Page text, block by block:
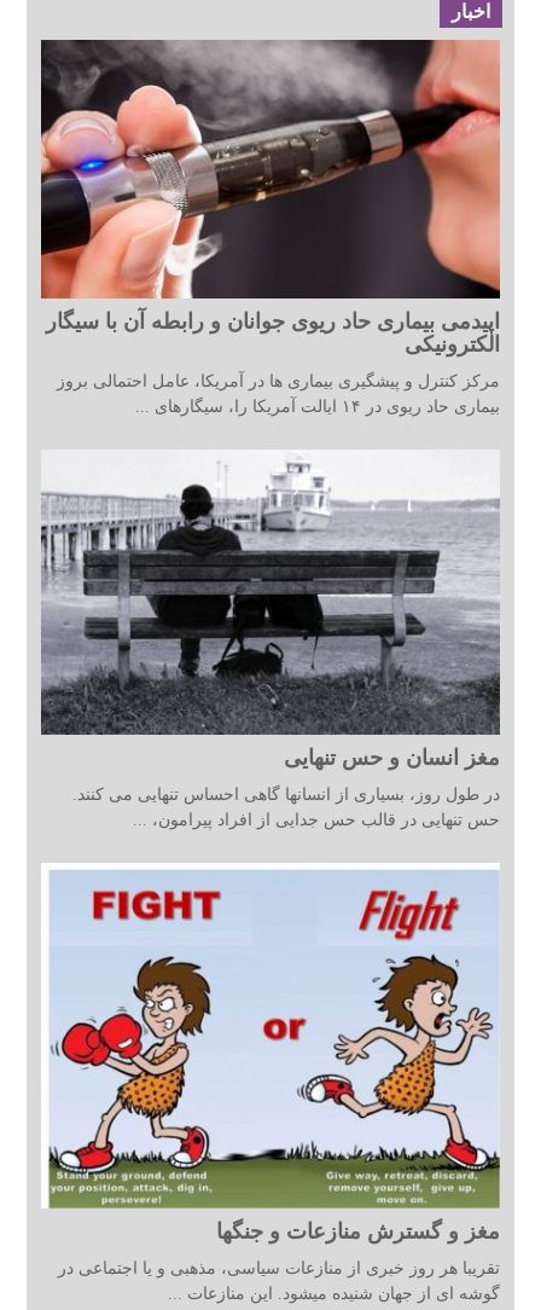
اخبار
اپیدمی بیماری حاد ریوی جوانان و رابطه آن با سیگار
الکترونیکی
مرکز کنترل و پیشگیری بیماری ها در آمریکا، عامل احتمالی بروز
بیماری حاد ریوی در ۱۴ ایالت آمریکا را، سیگارهای ...
مغز انسان و حس تنهایی
در طول روز، بسیاری از انسانها گاهی احساس تنهایی می کنند.
حس تنهایی در قالب حس جدایی از افراد پیرامون، ...
مغز و گسترش منازعات و جنگها
تقریبا هر روز خبری از منازعات سیاسی، مذهبی و یا اجتماعی در
گوشه ای از جهان شنیده میشود. این منازعات ...